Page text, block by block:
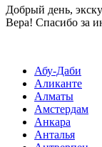
Добрый день,
Вера! Спасибо за
Абу-Даби
Аликанте
Алматы
Амстердам
Анкара
Анталья